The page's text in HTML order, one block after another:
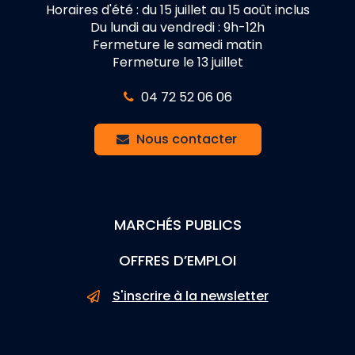
Horaires d'été : du 15 juillet au 15 août inclus
Du lundi au vendredi : 9h-12h
Fermeture le samedi matin
Fermeture le 13 juillet
04 72 52 06 06
Nous contacter
MARCHÉS PUBLICS
OFFRES D’EMPLOI
S'inscrire à la newsletter